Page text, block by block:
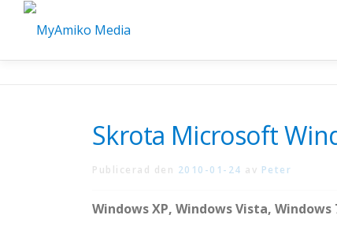
Hoppa
Skrota Microsoft
Publicerad den 2010-01-24 av Peter
Windows XP, Windows Vista, Windows